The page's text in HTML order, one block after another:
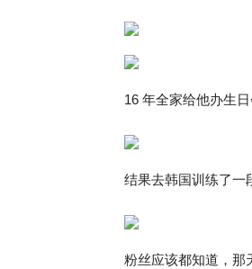
16 年全家给他办生
结果去韩国训练了一
粉丝应该都知道，那